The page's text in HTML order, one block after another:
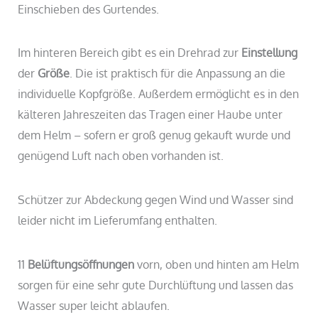
Einschieben des Gurtendes.
Im hinteren Bereich gibt es ein Drehrad zur Einstellung
der Größe. Die ist praktisch für die Anpassung an die
individuelle Kopfgröße. Außerdem ermöglicht es in den
kälteren Jahreszeiten das Tragen einer Haube unter
dem Helm – sofern er groß genug gekauft wurde und
genügend Luft nach oben vorhanden ist.
Schützer zur Abdeckung gegen Wind und Wasser sind
leider nicht im Lieferumfang enthalten.
11 Belüftungsöffnungenvorn, oben und hinten am Helm
sorgen für eine sehr gute Durchlüftung und lassen das
Wasser super leicht ablaufen.